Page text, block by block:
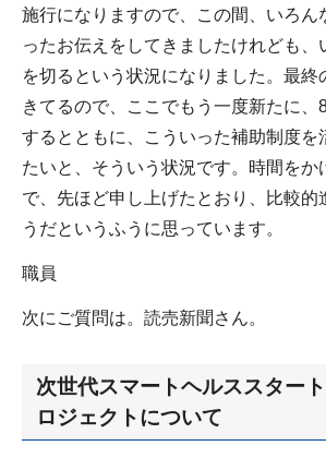
施行になりますので、この間、いろん
ったお伝えをしてきましたけれども、
を切るという状況になりました。最終
きてるので、ここでもう一度新たに、
するとともに、こういった補助制度を
たいと、そういう状況です。時間をか
で、先ほど申し上げたとおり、比較的
うだというふうに思っています。
職員
次にご質問は。読売新聞さん。
次世代スマートヘルススター
ロジェクトについて